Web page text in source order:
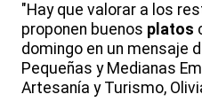
"Hay que valorar a los
proponen buenos platos
domingo en un mensaje
Pequeñas y Medianas
Artesanía y Turismo,